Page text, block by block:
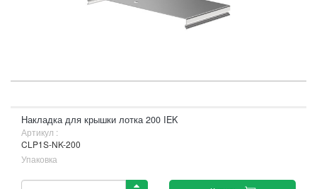
Накладка для крышки лотка 200 IEK
Артикул :
CLP1S-NK-200
Упаковка